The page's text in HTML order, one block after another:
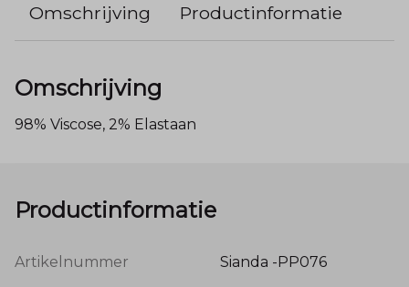
Omschrijving Productinformatie
Omschrijving
98% Viscose, 2% Elastaan
Productinformatie
Artikelnummer Sianda -PP076